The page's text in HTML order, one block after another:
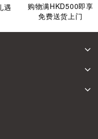
遇
购物满HKD500即享
免费送货上门